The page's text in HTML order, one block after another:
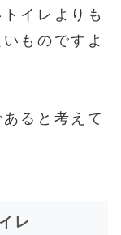
イレよりも
ものですよ
ると考えて
レ